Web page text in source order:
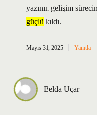
yazının gelişim
güçlü kıldı.
Mayıs 31, 2025 Yanıtla
Belda Uçar